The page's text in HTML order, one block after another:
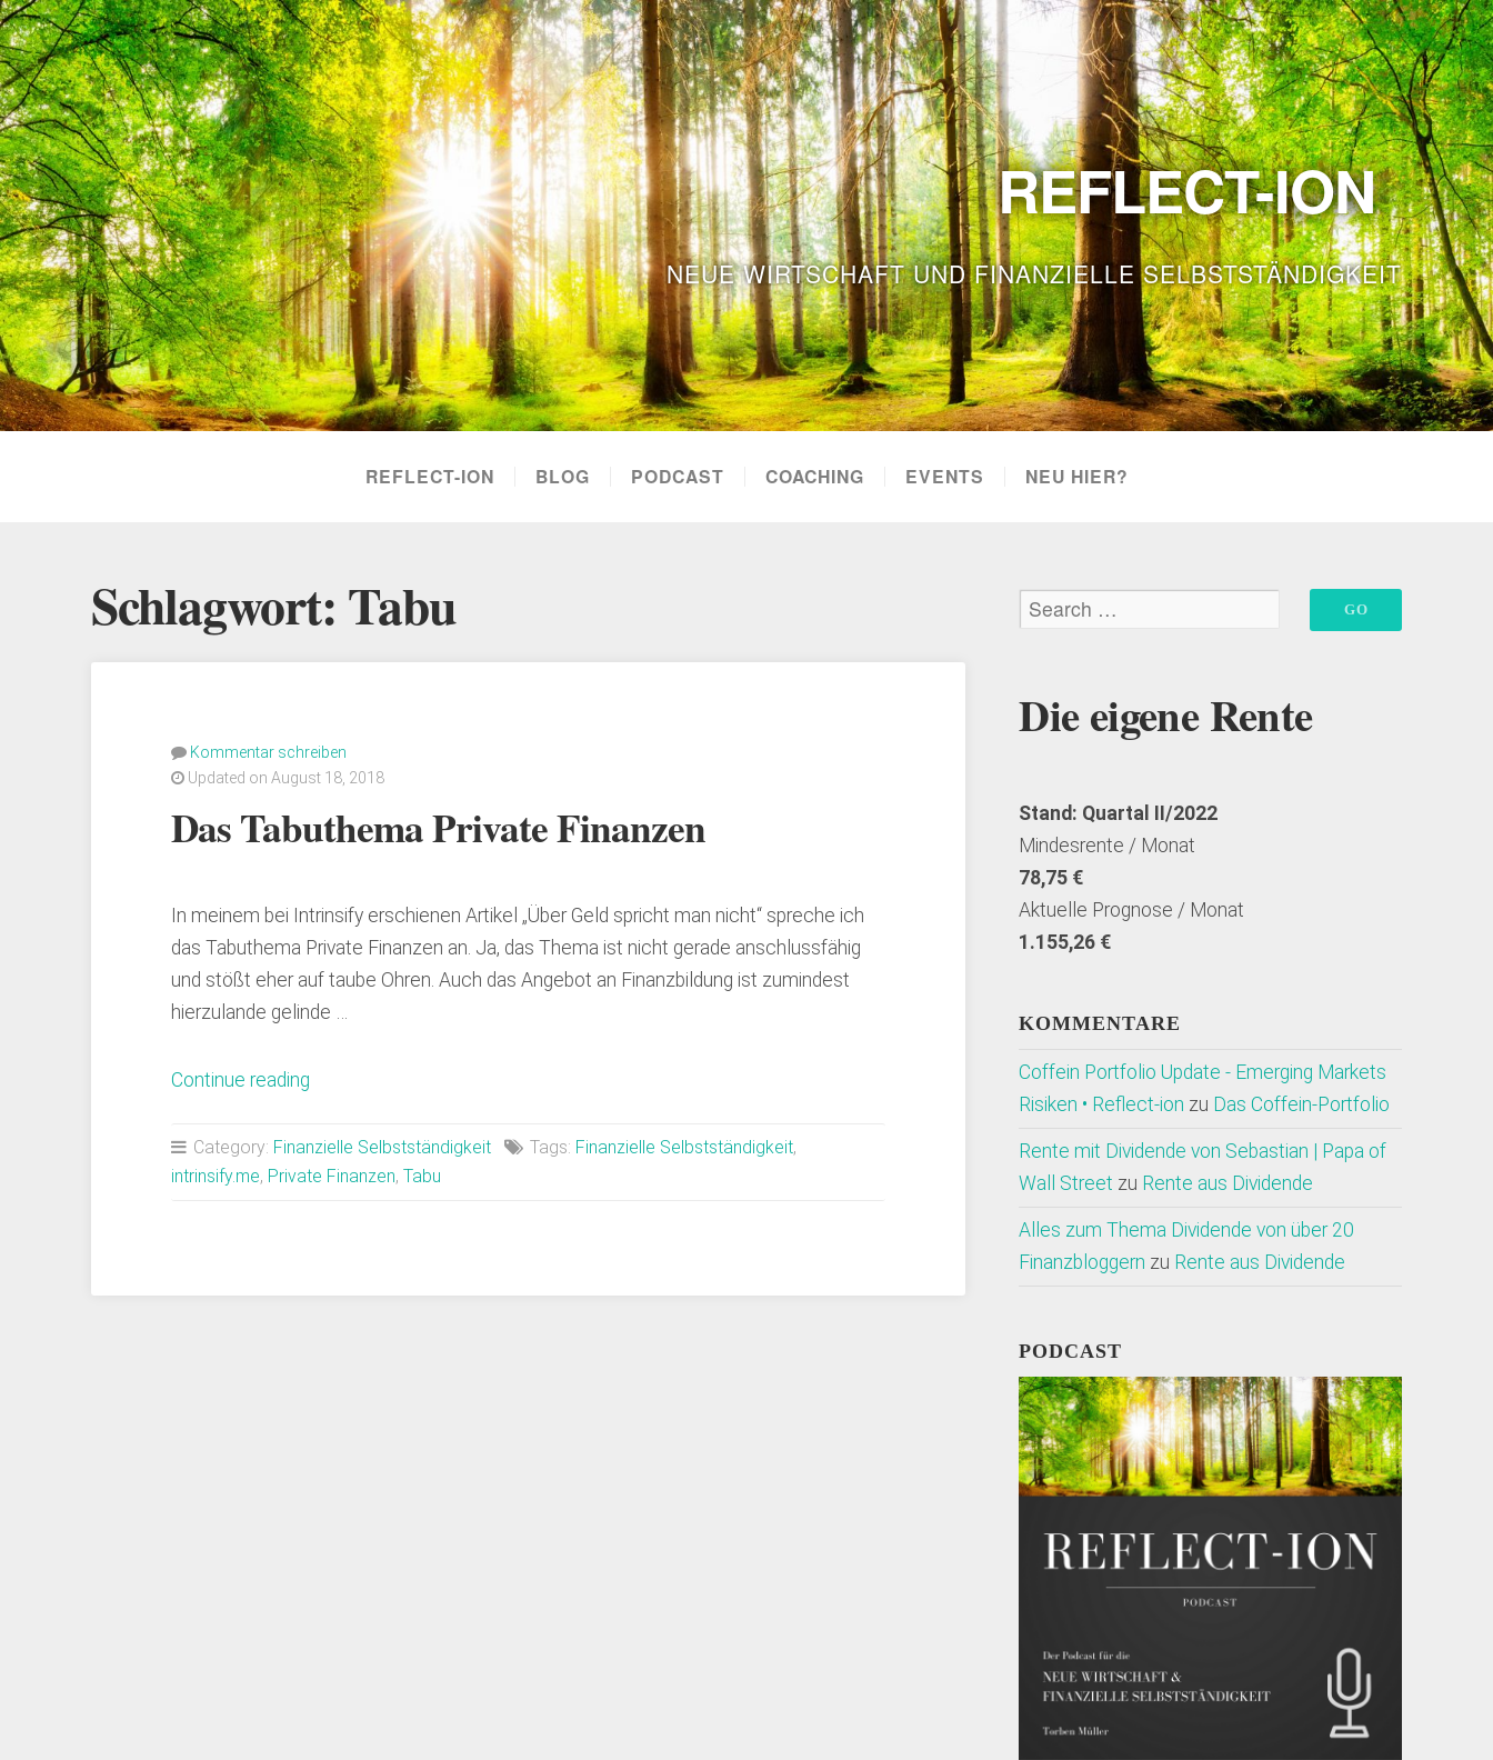
REFLECT-ION
NEUE WIRTSCHAFT UND FINANZIELLE SELBSTSTÄNDIGKEIT
REFLECT-ION BLOG PODCAST COACHING EVENTS NEU HIER?
Schlagwort:Tabu
Kommentar schreiben
Updated on August 18, 2018
Das Tabuthema Private Finanzen
In meinem bei Intrinsify erschienen Artikel „Über Geld spricht man nicht“ spreche ich
das Tabuthema Private Finanzen an. Ja, das Thema ist nicht gerade anschlussfähig
und stößt eher auf taube Ohren. Auch das Angebot an Finanzbildung ist zumindest
hierzulande gelinde …
Continue reading
Private
Finanzen“
Category: Finanzielle Selbstständigkeit Tags: Finanzielle Selbstständigkeit,
intrinsify.me, Private Finanzen, Tabu
Die eigene Rente
Stand: Quartal II/2022
Mindesrente / Monat
78,75 €
Aktuelle Prognose / Monat
1.155,26 €
KOMMENTARE
Coffein Portfolio Update - Emerging Markets
Risiken • Reflect-ion zu Das Coffein-Portfolio
Rente mit Dividende von Sebastian | Papa of
Wall Street zu Rente aus Dividende
Alles zum Thema Dividende von über 20
Finanzbloggern zu Rente aus Dividende
PODCAST